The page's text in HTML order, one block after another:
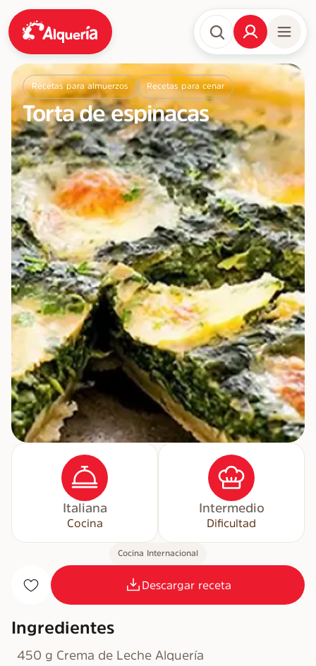
Recetas para almuerzos Recetas para cenar
Torta de espinacas
Cocina
Italiana
Dificultad
Intermedio
Cocina Internacional
Descargar receta
Ingredientes
450 g Crema de Leche Alquería